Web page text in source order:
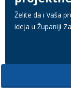
Želite da i Vaša
ideja u Županiji